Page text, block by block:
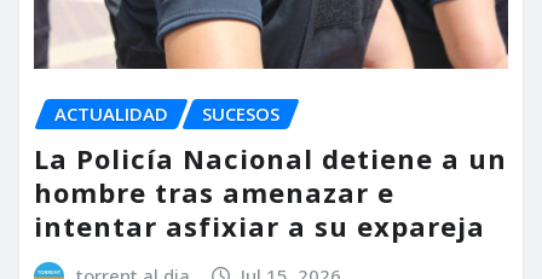
ACTUALIDAD SUCESOS
La Policía Nacional detiene a un
hombre tras amenazar e
intentar asfixiar a su expareja